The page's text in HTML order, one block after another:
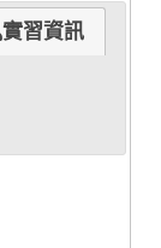
實習資訊